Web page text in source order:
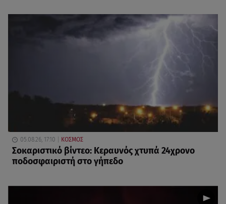
05.08.26, 17:10 ΚΟΣΜΟΣ
Σοκαριστικό βίντεο: Κεραυνός χτυπά 24χρονο
ποδοσφαιριστή στο γήπεδο